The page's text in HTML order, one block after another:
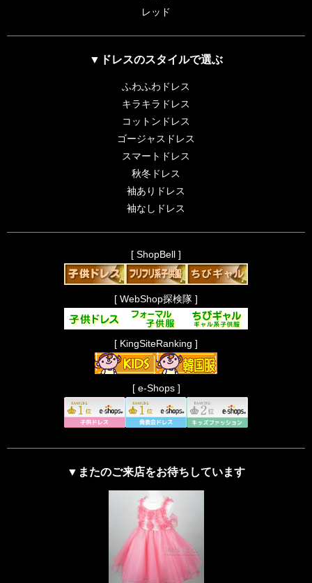
レッド
▼ドレスのスタイルで選ぶ
ふわふわドレス
キラキラドレス
コットンドレス
ゴージャスドレス
スマートドレス
秋冬ドレス
袖ありドレス
袖なしドレス
[ ShopBell ]
[ WebShop探検隊 ]
[ KingSiteRanking ]
[ e-Shops ]
▼またのご来店をお待ちしています